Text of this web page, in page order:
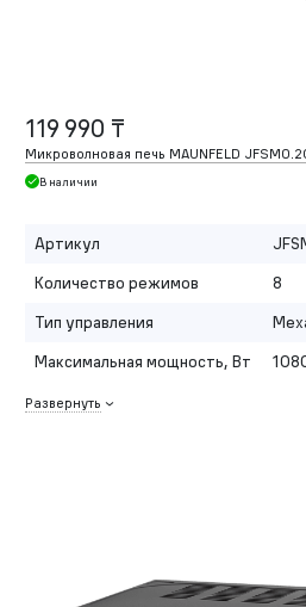
119 990 ₸
Микроволновая печь MAUNFELD
В наличии
Артикул
Количество режимов
8
Тип управления
Максимальная мощность, Вт
Развернуть